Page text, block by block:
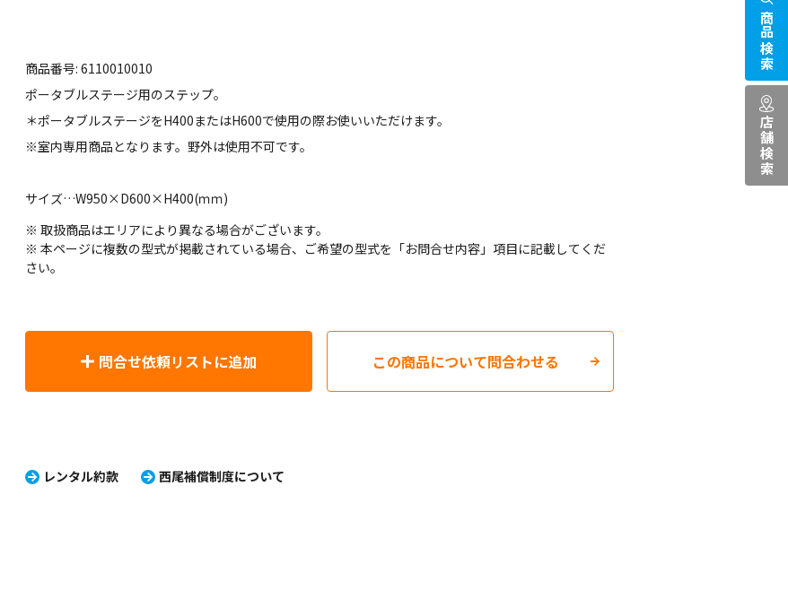
商品番号: 6110010010
ポータブルステージ用のステップ。
＊ポータブルステージをH400またはH600で使用の際お使いいただけます。
※室内専用商品となります。野外は使用不可です。
サイズ…W950×D600×H400(ｍｍ)
※ 取扱商品はエリアにより異なる場合がございます。
※ 本ページに複数の型式が掲載されている場合、ご希望の型式を「お問合せ内容」項目に記載してくだ
さい。
問合せ依頼リストに追加 この商品について問合わせる
レンタル約款 西尾補償制度について
商品検索
店舗検索